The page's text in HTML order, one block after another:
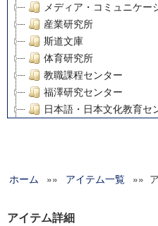
メディア・コミュニケー
産業研究所
斯道文庫
体育研究所
教職課程センター
福澤研究センター
日本語・日本文化教育セ
グローバルリサーチイン
科学研究費補助金研究成
ホーム »» アイテム一覧 »»
アイテム詳細